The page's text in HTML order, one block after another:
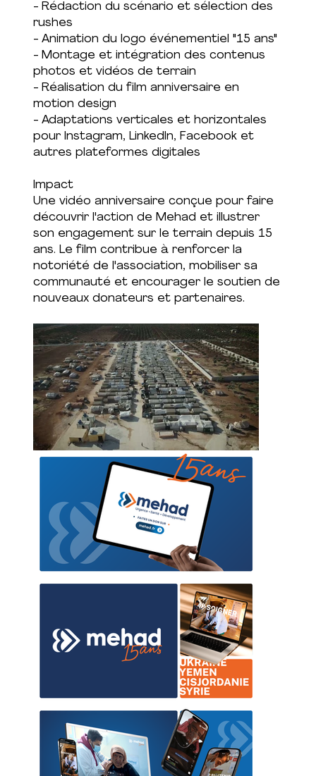
- Rédaction du scénario et sélection des
rushes
- Animation du logo événementiel "15 ans"
- Montage et intégration des contenus
photos et vidéos de terrain
- Réalisation du film anniversaire en
motion design
- Adaptations verticales et horizontales
pour Instagram, LinkedIn, Facebook et
autres plateformes digitales
Impact
Une vidéo anniversaire conçue pour faire
découvrir l'action de Mehad et illustrer
son engagement sur le terrain depuis 15
ans. Le film contribue à renforcer la
notoriété de l'association, mobiliser sa
communauté et encourager le soutien de
nouveaux donateurs et partenaires.